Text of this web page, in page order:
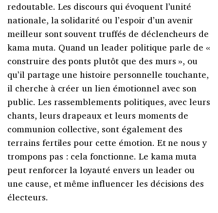
redoutable. Les discours qui évoquent l’unité
nationale, la solidarité ou l’espoir d’un avenir
meilleur sont souvent truffés de déclencheurs de
kama muta. Quand un leader politique parle de «
construire des ponts plutôt que des murs », ou
qu’il partage une histoire personnelle touchante,
il cherche à créer un lien émotionnel avec son
public. Les rassemblements politiques, avec leurs
chants, leurs drapeaux et leurs moments de
communion collective, sont également des
terrains fertiles pour cette émotion. Et ne nous y
trompons pas : cela fonctionne. Le kama muta
peut renforcer la loyauté envers un leader ou
une cause, et même influencer les décisions des
électeurs.